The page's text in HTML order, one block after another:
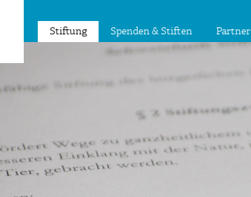
Stiftung Spenden & Stiften Partner